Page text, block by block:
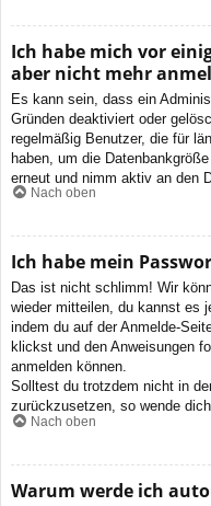
Ich habe mich vor
aber nicht mehr
Es kann sein, dass ein
Gründen deaktiviert oder
regelmäßig Benutzer, die für
haben, um die
erneut und nimm aktiv an den
Nach oben
Ich habe mein
Das ist nicht schlimm! Wir
wieder mitteilen, du kannst es
indem du auf der Anmelde-
klickst und den Anweisungen
anmelden können.
Solltest du trotzdem nicht in
zurückzusetzen, so wende
Nach oben
Warum werde ich